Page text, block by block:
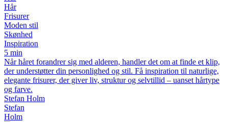
Hår
Frisurer
Moden stil
Skønhed
Inspiration
5 min
Når håret forandrer sig med alderen, handler det om at finde et klip,
der understøtter din personlighed og stil. Få inspiration til naturlige,
elegante frisurer, der giver liv, struktur og selvtillid – uanset hårtype
og farve.
Stefan Holm
Stefan
Holm